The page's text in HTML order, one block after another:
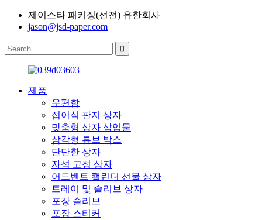
제이스타 패키징(선전) 유한회사
jason@jsd-paper.com
제품
우편함
접이식 판지 상자
맞춤형 상자 삽입물
삼각형 튜브 박스
단단한 상자
자석 고정 상자
어드벤트 캘린더 선물 상자
트레이 및 슬리브 상자
포장 슬리브
포장 스티커